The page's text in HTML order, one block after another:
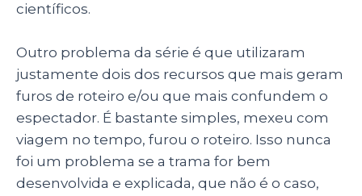
científicos.
Outro problema da série é que utilizaram
justamente dois dos recursos que mais geram
furos de roteiro e/ou que mais confundem o
espectador. É bastante simples, mexeu com
viagem no tempo, furou o roteiro. Isso nunca
foi um problema se a trama for bem
desenvolvida e explicada, que não é o caso,